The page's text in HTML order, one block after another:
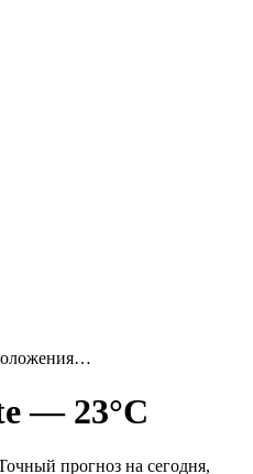
— 23°C
прогноз на сегодня,